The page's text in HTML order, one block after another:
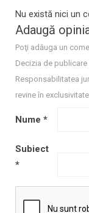
Nu există nici un
Adaugă
Poţi adăuga un
Decizia de
Responsabilitatea
revine în
Nume *
Subiect
*